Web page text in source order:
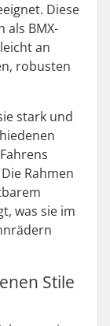
Diese
als BMX-
an
robusten
stark und
Rahmen
was sie im
Stile